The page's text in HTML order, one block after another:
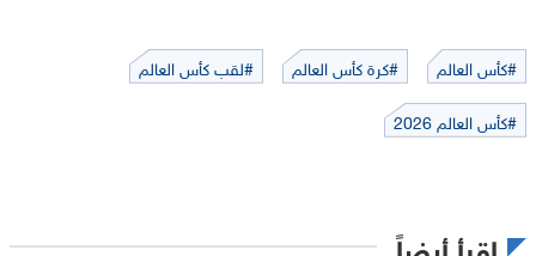
#كأس العالم #كرة كأس العالم
#لقب كأس العالم
#كأس العالم 2026